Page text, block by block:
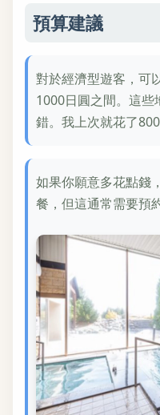
預算建議
對於經濟型遊客，可
1000日圓之間。這些
錯。我上次就花了
如果你願意多花點錢
餐，但這通常需要預約